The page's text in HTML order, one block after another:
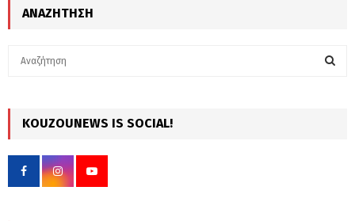
ΑΝΑΖΉΤΗΣΗ
h
f
r
KOUZOUNEWS IS SOCIAL!